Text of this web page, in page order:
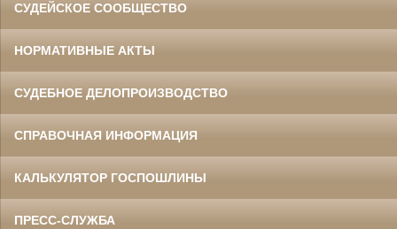
СУДЕЙСКОЕ СООБЩЕСТВО
НОРМАТИВНЫЕ АКТЫ
СУДЕБНОЕ ДЕЛОПРОИЗВОДСТВО
СПРАВОЧНАЯ ИНФОРМАЦИЯ
КАЛЬКУЛЯТОР ГОСПОШЛИНЫ
ПРЕСС-СЛУЖБА